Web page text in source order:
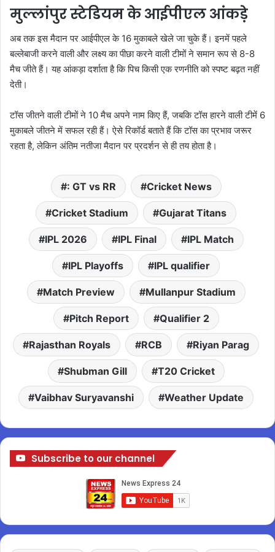
मुल्लांपुर स्टेडियम के आईपीएल आंकड़े
अब तक इस मैदान पर आईपीएल के 16 मुकाबले खेले जा चुके हैं। इनमें पहले
बल्लेबाजी करने वाली और लक्ष्य का पीछा करने वाली टीमों ने समान रूप से 8-8
मैच जीते हैं। यह आंकड़ा दर्शाता है कि पिच किसी एक रणनीति को स्पष्ट बढ़त नहीं
देती।
टॉस जीतने वाली टीमों ने 10 मैच अपने नाम किए हैं, जबकि टॉस हारने वाली टीमें 6
मुकाबले जीतने में सफल रही हैं। ऐसे रिकॉर्ड बताते हैं कि टॉस का प्रभाव जरूर
रहता है, लेकिन अंतिम नतीजा मैदान पर प्रदर्शन से ही तय होता है।
: GT vs RR Cricket News
Cricket Stadium Gujarat Titans
IPL 2026 IPL Final IPL Match
IPL Playoffs IPL qualifier
Match Preview Mullanpur Stadium
Pitch Report Qualifier 2
Rajasthan Royals RCB Riyan Parag
Shubman Gill T20 Cricket
Vaibhav Suryavanshi Weather Update
Subscribe to our channel